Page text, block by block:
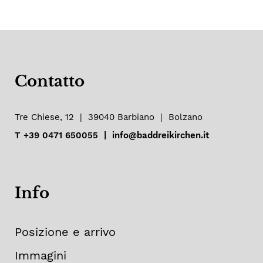
Contatto
Tre Chiese, 12 | 39040 Barbiano |
Bolzano
T +39 0471 650055 info@baddreikirchen.it
Info
Posizione e arrivo
Immagini